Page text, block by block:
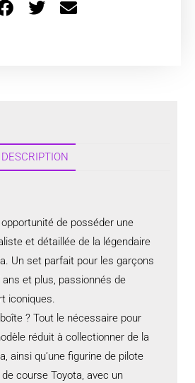
DESCRIPTION
de posséder une
et détaillée de la légendaire
Un set parfait pour les garçons
et plus, passionnés de
iconiques.
? Tout le nécessaire pour
réduit à collectionner de la
ainsi qu’une figurine de pilote
course Toyota, avec un